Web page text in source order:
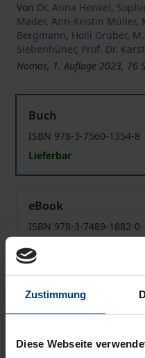
Zustimmung
Diese Webseite
Von Dr. Anna Henkel,
Mader, Ann-Kristin Müller,
Bergmann, Holli Gruber,
Siebenhüner, Prof. Dr.
Nomos, 1. Auflage 2023, 76
Buch
ISBN 978-3-7560-1354-8
Lieferbar
eBook
ISBN 978-3-7489-1882-0
Lieferbar
Preisangaben inkl. MwSt.
In